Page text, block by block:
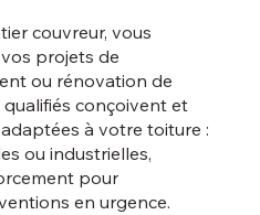
couvreur, vous
projets de
ou rénovation de
conçoivent et
à votre toiture :
ou industrielles,
pour
en urgence.